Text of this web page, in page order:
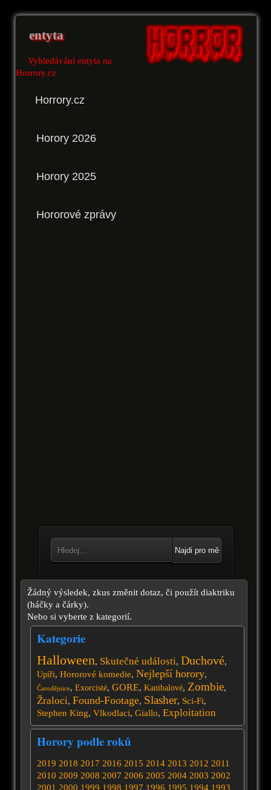
entyta
Vyhledávání entyta na
Horrory.cz
Horrory.cz
Horory 2026
Horory 2025
Hororové zprávy
Najdi pro mě
Žádný výsledek, zkus změnit dotaz, či použít diaktriku
(háčky a čárky).
Nebo si vyberte z kategorií.
Kategorie
Halloween, Skutečné události, Duchové,
Upíři, Hororové komedie, Nejlepší horory,
Čarodějnice, Exorcisté, GORE, Kanibalové, Zombie,
Žraloci, Found-Footage, Slasher, Sci-Fi,
Stephen King, Vlkodlaci, Giallo, Exploitation
Horory podle roků
2019 2018 2017 2016 2015 2014 2013 2012 2011
2010 2009 2008 2007 2006 2005 2004 2003 2002
2001 2000 1999 1998 1997 1996 1995 1994 1993